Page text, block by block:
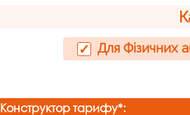
✓ Для Фізичних
Конструктор тарифу*: